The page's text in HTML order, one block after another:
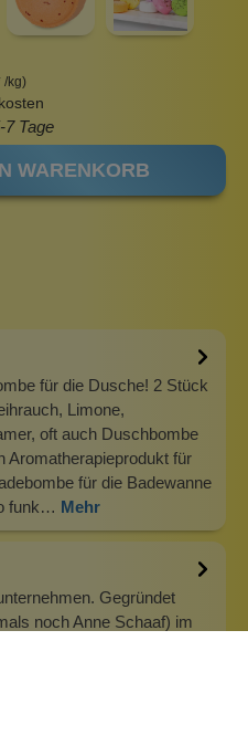
/kg)
7 Tage
WARENKORB
für die Dusche! 2 Stück
Limone,
oft auch Duschbombe
Aromatherapieprodukt für
für die Badewanne
funk… Mehr
Gegründet
noch Anne Schaaf) im